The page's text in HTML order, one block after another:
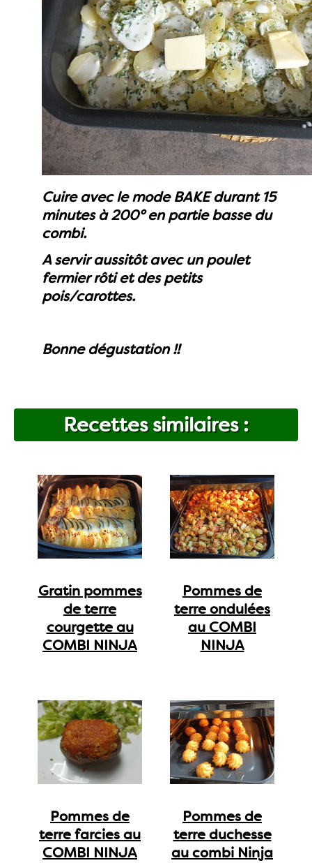
Cuire avec le mode BAKE durant 15
minutes à 200° en partie basse du
combi.
A servir aussitôt avec un poulet
fermier rôti et des petits
pois/carottes.
Bonne dégustation !!
Recettes similaires :
Gratin pommes
de terre
courgette au
COMBI NINJA
Pommes de
terre ondulées
au COMBI
NINJA
Pommes de
terre farcies au
COMBI NINJA
Pommes de
terre duchesse
au combi Ninja